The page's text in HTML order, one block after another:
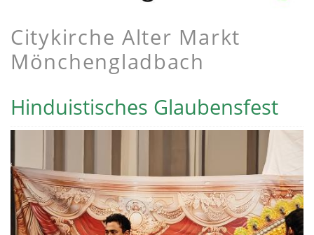
Citykirche Alter Markt
Mönchengladbach
Hinduistisches Glaubensfest